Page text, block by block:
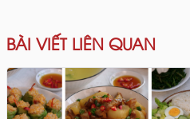
BÀI VIẾT LIÊN QUAN